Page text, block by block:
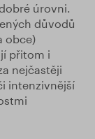
úrovni.
důvodů
obce)
přitom i
nejčastěji
intenzivnější